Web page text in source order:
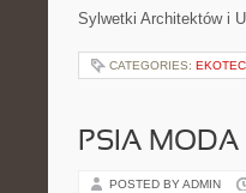
Sylwetki Architektów i
CATEGORIES:
PSIA
POSTED BY ADMIN